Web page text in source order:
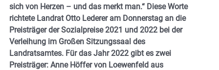
sich von Herzen – und das merkt man.“ Diese Worte
richtete Landrat Otto Lederer am Donnerstag an die
Preisträger der Sozialpreise 2021 und 2022 bei der
Verleihung im Großen Sitzungssaal des
Landratsamtes. Für das Jahr 2022 gibt es zwei
Preisträger: Anne Höffer von Loewenfeld aus